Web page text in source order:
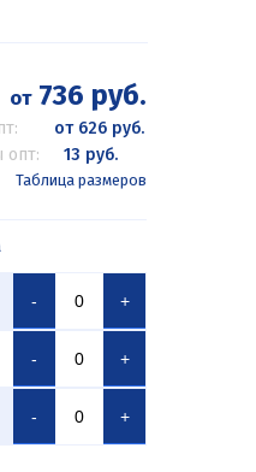
от736 руб.
от 626 руб.
опт:
13 руб.
Таблица размеров
- +
- +
- +